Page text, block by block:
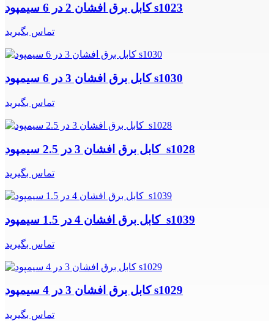
کابل برق افشان 2 در 6 سیمپود s1023
تماس بگیرید
کابل برق افشان 3 در 6 سیمپود s1030
تماس بگیرید
کابل برق افشان 3 در 2.5 سیمپود s1028
تماس بگیرید
کابل برق افشان 4 در 1.5 سیمپود s1039
تماس بگیرید
کابل برق افشان 3 در 4 سیمپود s1029
تماس بگیرید